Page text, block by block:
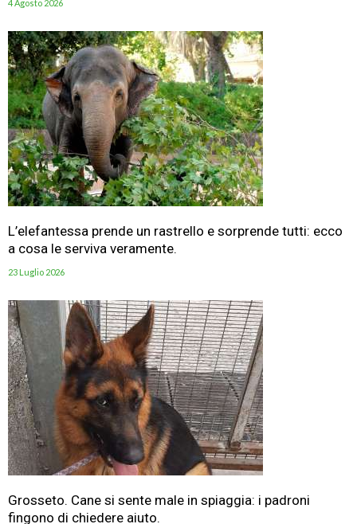
4 Agosto 2026
L’elefantessa prende un rastrello e sorprende tutti: ecco
a cosa le serviva veramente.
23 Luglio 2026
Grosseto. Cane si sente male in spiaggia: i padroni
fingono di chiedere aiuto.